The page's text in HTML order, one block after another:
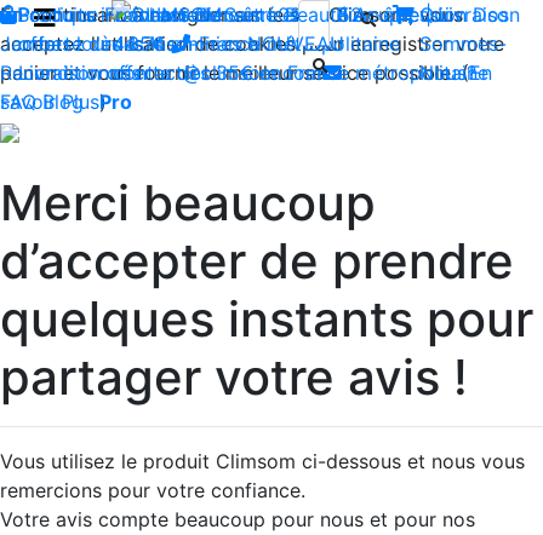
En continuant à naviguer sur le site Climsom, vous
acceptez l'utilisation de cookies pour enregistrer votre
panier et vous fournir le meilleur service possible. (En
savoir Plus)
Produits innovants de Santé et de Bien-être | Livraison
offerte dès 35€ en France métropolitaine
Livraison offerte dès 35€ en France métropolitaine
Contactez-nous : 02 85 52
44 74
-
contact@climsom.com
Qui
Sommes-
Nous?
Boutique Fraîcheur Bien-être Beauté Acupression Dos
Jambes lourdes Insomnies NOUVEAU
Reconditionnés
FAQ Blog Pro
Merci beaucoup
d’accepter de prendre
quelques instants pour
partager votre avis !
Vous utilisez le produit Climsom ci-dessous et nous vous
remercions pour votre confiance.
Votre avis compte beaucoup pour nous et pour nos